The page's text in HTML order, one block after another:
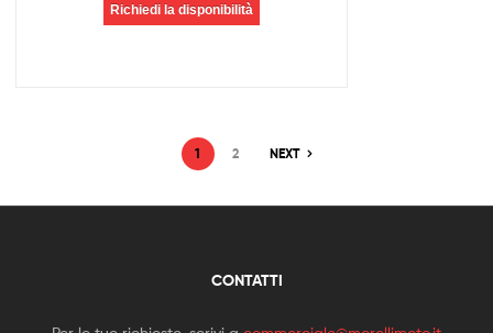
Richiedi la disponibilità
1 2 NEXT
CONTATTI